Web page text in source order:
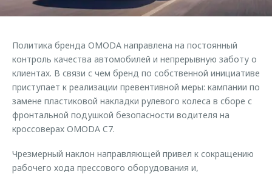
Страхование
Аксессуары
Одежда и сувениры
Оригинальные аксессуары
Запчасти
Трейд-ин
Калькулятор трейд-ин
Клиентская поддержка
Клуб владельцев OMODA
Приложение O&J
Аксессуары
Одежда и сувениры
Запчасти
Обратная связь
Политика бренда OMODA направлена на постоянный
контроль качества автомобилей и непрерывную заботу о
клиентах. В связи с чем бренд по собственной инициативе
приступает к реализации превентивной меры: кампании по
замене пластиковой накладки рулевого колеса в сборе с
фронтальной подушкой безопасности водителя на
кроссоверах OMODA C7.
Чрезмерный наклон направляющей привел к сокращению
рабочего хода прессового оборудования и,